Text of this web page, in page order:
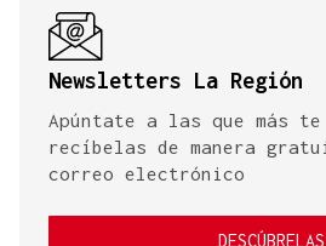
Newsletters La Región
Apúntate a las que más
recíbelas de manera
correo electrónico
DESCÚBRELAS